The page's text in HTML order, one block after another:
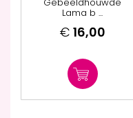
Gebeeldhouwde
Lama b ...
€ 16,00